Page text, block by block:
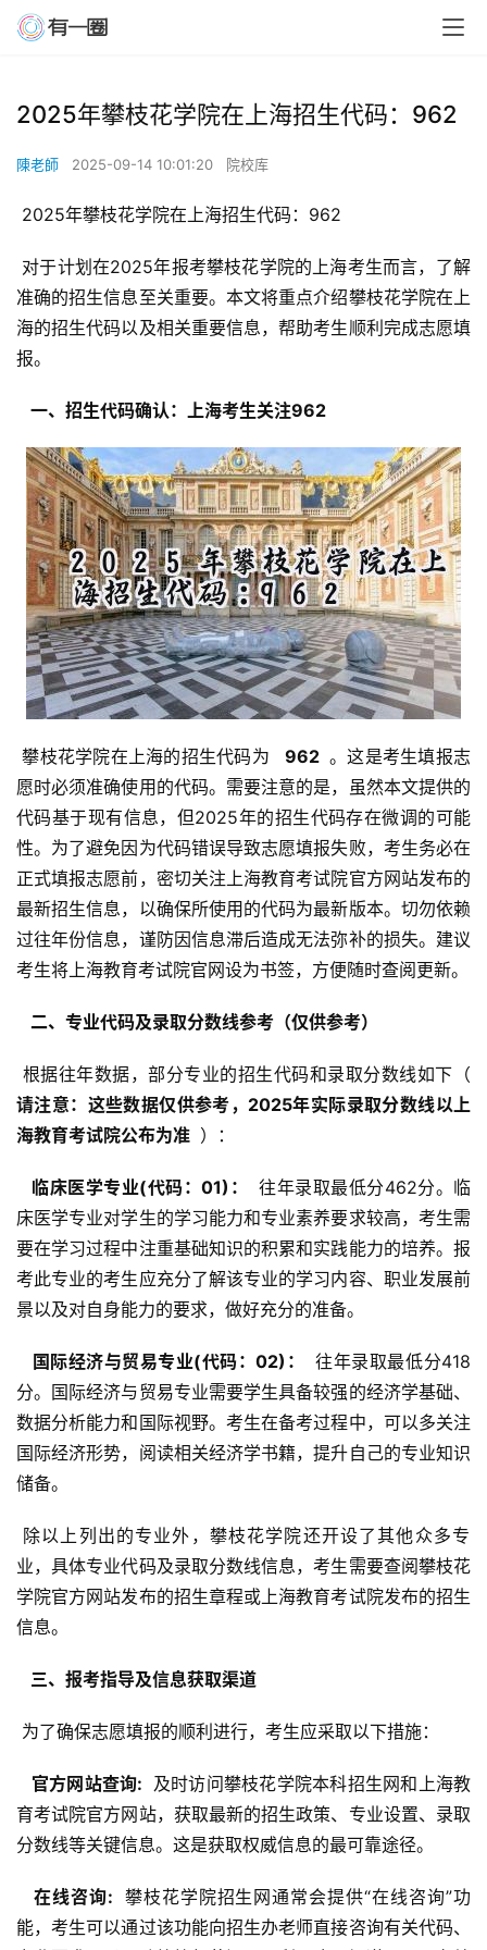
2025年攀枝花学院在上海招生代码：962
陳老師 2025-09-14 10:01:20 院校库
2025年攀枝花学院在上海招生代码：962
准确的招生信息至关重要。本文将重点介绍攀枝花学院在上
海的招生代码以及相关重要信息，帮助考生顺利完成志愿填
报。
  一、招生代码确认：上海考生关注962
攀枝花学院在上海的招生代码为
  962
。这是考生填报志
愿时必须准确使用的代码。需要注意的是，虽然本文提供的
代码基于现有信息，但2025年的招生代码存在微调的可能
性。为了避免因为代码错误导致志愿填报失败，考生务必在
正式填报志愿前，密切关注上海教育考试院官方网站发布的
最新招生信息，以确保所使用的代码为最新版本。切勿依赖
过往年份信息，谨防因信息滞后造成无法弥补的损失。建议
考生将上海教育考试院官网设为书签，方便随时查阅更新。
  二、专业代码及录取分数线参考（仅供参考）
请注意：这些数据仅供参考，2025年实际录取分数线以上
海教育考试院公布为准 ）：
  临床医学专业(代码：01)：
往年录取最低分462分。临
床医学专业对学生的学习能力和专业素养要求较高，考生需
要在学习过程中注重基础知识的积累和实践能力的培养。报
考此专业的考生应充分了解该专业的学习内容、职业发展前
景以及对自身能力的要求，做好充分的准备。
  国际经济与贸易专业(代码：02)：
往年录取最低分418
分。国际经济与贸易专业需要学生具备较强的经济学基础、
数据分析能力和国际视野。考生在备考过程中，可以多关注
国际经济形势，阅读相关经济学书籍，提升自己的专业知识
储备。
业，具体专业代码及录取分数线信息，考生需要查阅攀枝花
学院官方网站发布的招生章程或上海教育考试院发布的招生
信息。
  三、报考指导及信息获取渠道
为了确保志愿填报的顺利进行，考生应采取以下措施：
  官方网站查询:
及时访问攀枝花学院本科招生网和上海教
育考试院官方网站，获取最新的招生政策、专业设置、录取
分数线等关键信息。这是获取权威信息的最可靠途径。
  在线咨询:
攀枝花学院招生网通常会提供“在线咨询”功
能，考生可以通过该功能向招生办老师直接咨询有关代码、